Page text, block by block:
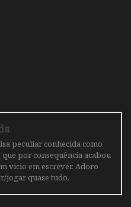
peculiar conhecida como
por consequência acabou
vicio em escrever. Adoro
jogar quase tudo.